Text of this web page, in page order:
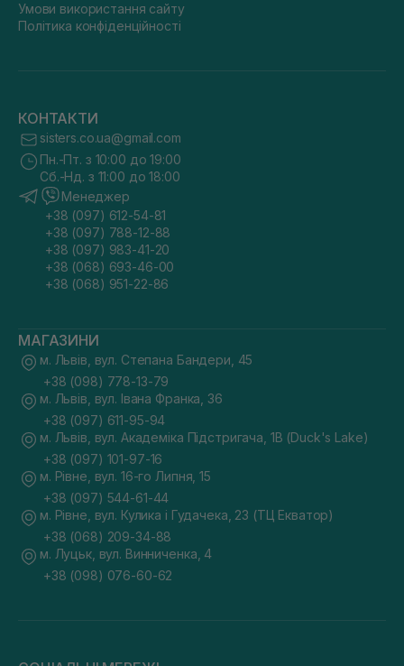
Умови використання сайту
Політика конфіденційності
КОНТАКТИ
sisters.co.ua@gmail.com
Пн.-Пт. з 10:00 до 19:00
Сб.-Нд. з 11:00 до 18:00
Менеджер
+38 (097) 612-54-81
+38 (097) 788-12-88
+38 (097) 983-41-20
+38 (068) 693-46-00
+38 (068) 951-22-86
МАГАЗИНИ
м. Львів, вул. Степана Бандери, 45
+38 (098) 778-13-79
м. Львів, вул. Івана Франка, 36
+38 (097) 611-95-94
м. Львів, вул. Академіка Підстригача, 1В (Duck's Lake)
+38 (097) 101-97-16
м. Рівне, вул. 16-го Липня, 15
+38 (097) 544-61-44
м. Рівне, вул. Кулика і Гудачека, 23 (ТЦ Екватор)
+38 (068) 209-34-88
м. Луцьк, вул. Винниченка, 4
+38 (098) 076-60-62